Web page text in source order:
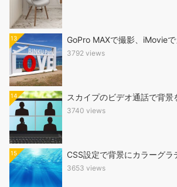
13 GoPro MAXで撮影、iMovie
3792 views
14 スカイプのビデオ通話で背景
3740 views
15 CSS設定で背景にカラーグラ
3653 views